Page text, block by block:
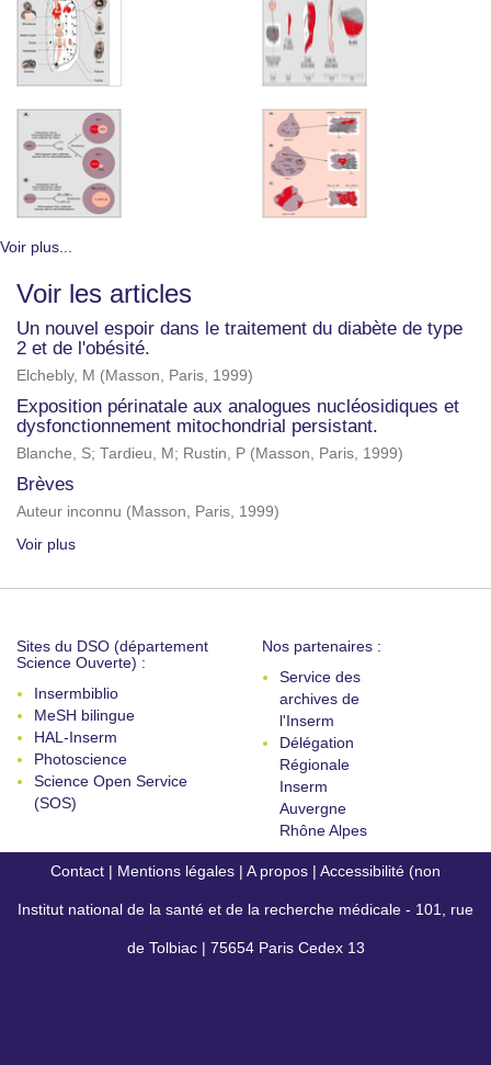
Voir plus...
Voir les articles
Un nouvel espoir dans le traitement du diabète de type
2 et de l'obésité.
Elchebly, M (Masson, Paris, 1999)
Exposition périnatale aux analogues nucléosidiques et
dysfonctionnement mitochondrial persistant.
Blanche, S; Tardieu, M ; Rustin, P (Masson, Paris, 1999)
Brèves
Auteur inconnu (Masson, Paris, 1999)
Voir plus
Sites du DSO (département
Science Ouverte) :
Insermbiblio
MeSH bilingue
HAL-Inserm
Photoscience
Science Open Service
(SOS)
Nos partenaires :
Service des
archives de
l'Inserm
Délégation
Régionale
Inserm
Auvergne
Rhône Alpes
Contact | Mentions légales | A propos | Accessibilité (non
conforme)
Institut national de la santé et de la recherche médicale - 101, rue
de Tolbiac | 75654 Paris Cedex 13